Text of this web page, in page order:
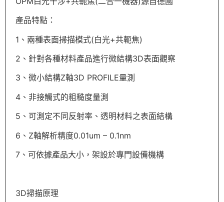
產品特點：
1、兩種表面掃描模式(白光+共軛焦)
2、針對各種材料產品進行微結構3D表面觀察
3、微小結構Z軸3D PROFILE量測
4、非接觸式的粗糙度量測
5、可測定不同反射率、透明材料之表面結構
6、Z軸解析精度0.01um – 0.1nm
7、可依據產品大小，架設於專門設備機構
3D掃描原理